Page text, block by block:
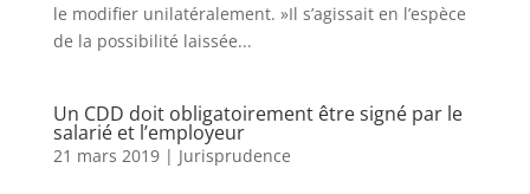
le modifier unilatéralement. »Il s’agissait en l’espèce
de la possibilité laissée...
Un CDD doit obligatoirement être signé par le
salarié et l’employeur
21 mars 2019| Jurisprudence